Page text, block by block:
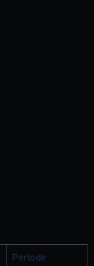
Periode